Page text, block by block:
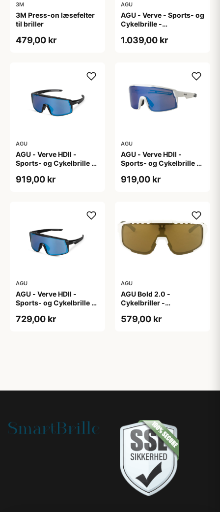
3M
3M Press-on læsefelter
til briller
479,00 kr
AGU
AGU - Verve - Sports- og
Cykelbrille -
Mat Sort
1.039,00 kr
AGU
AGU - Verve HDII -
Sports- og Cykelbrille -
919,00 kr
AGU
AGU - Verve HDII -
Sports- og Cykelbrille -
919,00 kr
AGU
AGU - Verve HDII -
Sports- og Cykelbrille -
Sort/Gul
729,00 kr
AGU
AGU Bold 2.0 -
Cykelbriller -
579,00 kr